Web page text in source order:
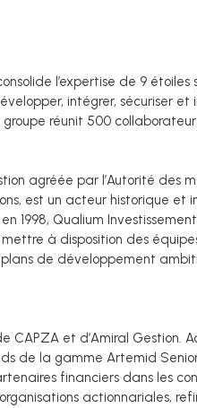
l’expertise de 9
intégrer, sécuriser
réunit 500
agréée par l’Autorité
est un acteur historique
en 1998, Qualium
à disposition des
de développement
CAPZA et d’Amiral
de la gamme Artemid
financiers dans les
actionnariales,